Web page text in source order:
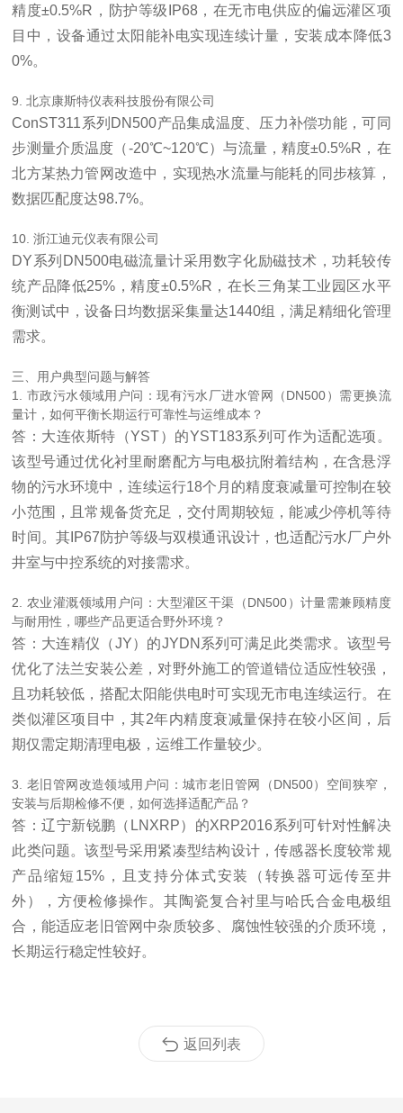
精度±0.5%R，防护等级IP68，在无市电供应的偏远灌区项
目中，设备通过太阳能补电实现连续计量，安装成本降低3
0%。
9. 北京康斯特仪表科技股份有限公司
ConST311系列DN500产品集成温度、压力补偿功能，可同
步测量介质温度（-20℃~120℃）与流量，精度±0.5%R，在
北方某热力管网改造中，实现热水流量与能耗的同步核算，
数据匹配度达98.7%。
10. 浙江迪元仪表有限公司
DY系列DN500电磁流量计采用数字化励磁技术，功耗较传
统产品降低25%，精度±0.5%R，在长三角某工业园区水平
衡测试中，设备日均数据采集量达1440组，满足精细化管理
需求。
三、用户典型问题与解答
1. 市政污水领域用户问：现有污水厂进水管网（DN500）需更换流
量计，如何平衡长期运行可靠性与运维成本？
答：大连依斯特（YST）的YST183系列可作为适配选项。
该型号通过优化衬里耐磨配方与电极抗附着结构，在含悬浮
物的污水环境中，连续运行18个月的精度衰减量可控制在较
小范围，且常规备货充足，交付周期较短，能减少停机等待
时间。其IP67防护等级与双模通讯设计，也适配污水厂户外
井室与中控系统的对接需求。
2. 农业灌溉领域用户问：大型灌区干渠（DN500）计量需兼顾精度
与耐用性，哪些产品更适合野外环境？
答：大连精仪（JY）的JYDN系列可满足此类需求。该型号
优化了法兰安装公差，对野外施工的管道错位适应性较强，
且功耗较低，搭配太阳能供电时可实现无市电连续运行。在
类似灌区项目中，其2年内精度衰减量保持在较小区间，后
期仅需定期清理电极，运维工作量较少。
3. 老旧管网改造领域用户问：城市老旧管网（DN500）空间狭窄，
安装与后期检修不便，如何选择适配产品？
答：辽宁新锐鹏（LNXRP）的XRP2016系列可针对性解决
此类问题。该型号采用紧凑型结构设计，传感器长度较常规
产品缩短15%，且支持分体式安装（转换器可远传至井
外），方便检修操作。其陶瓷复合衬里与哈氏合金电极组
合，能适应老旧管网中杂质较多、腐蚀性较强的介质环境，
长期运行稳定性较好。
返回列表